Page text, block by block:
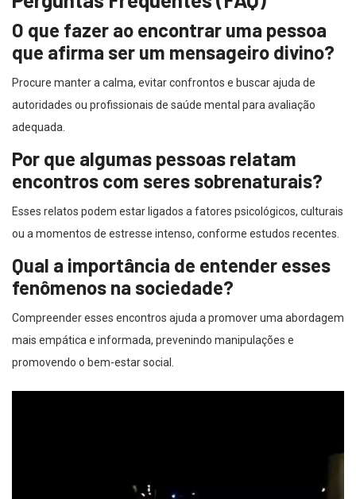
O que fazer ao encontrar uma pessoa
que afirma ser um mensageiro divino?
Procure manter a calma, evitar confrontos e buscar ajuda de
autoridades ou profissionais de saúde mental para avaliação
adequada.
Por que algumas pessoas relatam
encontros com seres sobrenaturais?
Esses relatos podem estar ligados a fatores psicológicos, culturais
ou a momentos de estresse intenso, conforme estudos recentes.
Qual a importância de entender esses
fenômenos na sociedade?
Compreender esses encontros ajuda a promover uma abordagem
mais empática e informada, prevenindo manipulações e
promovendo o bem-estar social.